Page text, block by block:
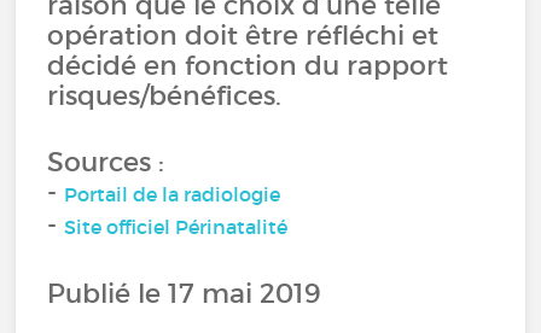
opération doit être réfléchi et
décidé en fonction du rapport
risques/bénéfices.
Sources :
- Portail de la radiologie
-Site officiel Périnatalité
Publié le 17 mai 2019